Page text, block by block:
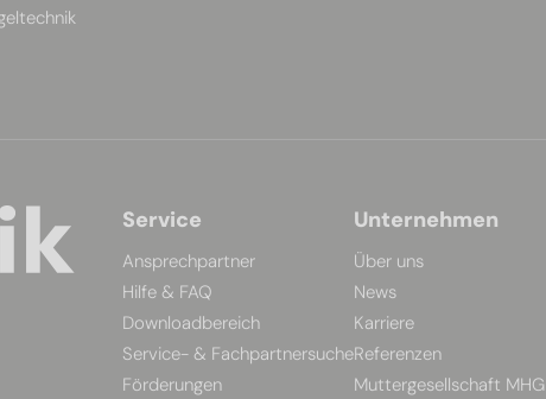
Service
Ansprechpartner
Hilfe & FAQ
Downloadbereich
Service- & Fachpartnersuche
Förderungen
Unternehmen
Über uns
News
Karriere
Referenzen
Muttergesellschaft MHG